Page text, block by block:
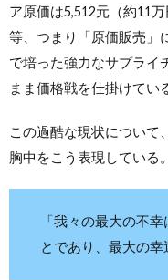
ア原価は5,512元（約11
等、つまり「原価販売」
で培った強力なサプライ
まま価格戦を仕掛けてい
この過酷な現状について
胸中をこう表現している。
「我々の最大の不
とであり、最大の幸